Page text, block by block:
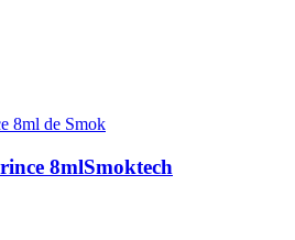
8mlSmoktech